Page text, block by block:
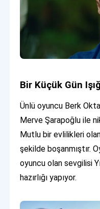
Bir Küçük Gün
Ünlü oyuncu Berk
Merve Şarapoğlu ile
Mutlu bir evlilikleri
şekilde boşanmıştır.
oyuncu olan sevgilisi
hazırlığı yapıyor.